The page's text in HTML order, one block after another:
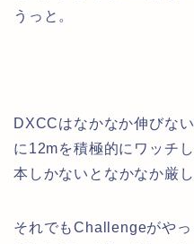
うっと。
DXCCはなかなか伸びな
に12mを積極的にワッチ
本しかないとなかなか厳し
それでもChallengeがやっ